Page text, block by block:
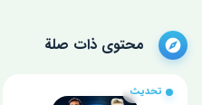
محتوى ذات صلة
تحديث